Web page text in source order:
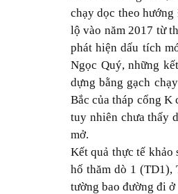
chạy dọc theo
lộ vào năm 2017 từ
phát hiện dấu tích
Ngọc Quý, những
dựng bằng gạch
Bắc của tháp cổng K
tuy nhiên chưa thấy
mở.
Kết quả thực tế
hố thăm dò 1 (TD1),
tường bao đường đi